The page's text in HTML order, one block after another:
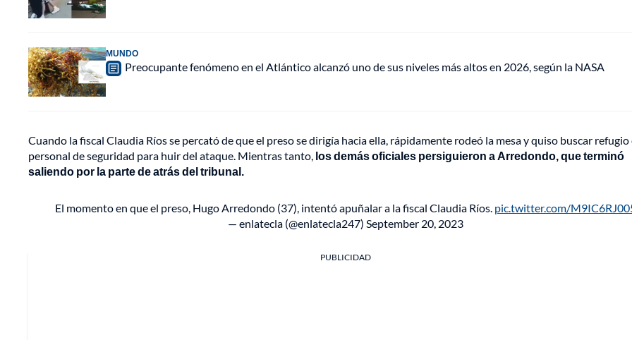
MUNDO
Preocupante fenómeno en el Atlántico alcanzó uno de sus niveles más altos en 2026, según la NASA
Cuando la fiscal Claudia Ríos se percató de que el preso se dirigía hacia ella, rápidamente rodeó la mesa y quiso buscar refugio
personal de seguridad para huir del ataque. Mientras tanto, los demás oficiales persiguieron a Arredondo, que terminó
saliendo por la parte de atrás del tribunal.
El momento en que el preso, Hugo Arredondo (37), intentó apuñalar a la fiscal Claudia Ríos. pic.twitter.com/
— enlatecla (@enlatecla247) September 20, 2023
PUBLICIDAD